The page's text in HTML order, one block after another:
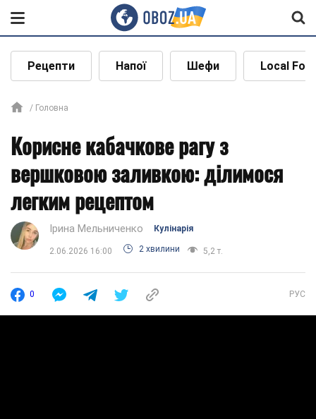
Рецепти Напої Шефи Local
Головна
Корисне кабачкове рагу з
вершковою заливкою: ділимося
легким рецептом
Ірина Мельниченко Кулінарія
2.06.2026 16:00 2 хвилини 5,2 т.
0 РУС